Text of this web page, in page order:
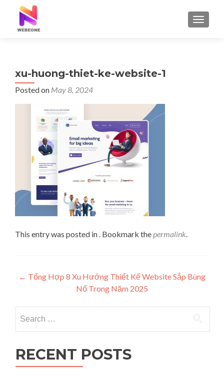
xu-huong-thiet-ke-website-1
Posted on May 8, 2024
This entry was posted in . Bookmark thepermalink.
Post navigation
← Tổng Hợp 8 Xu Hướng Thiết Kế Website Sắp Bùng
Nổ Trong Năm 2025
RECENT POSTS